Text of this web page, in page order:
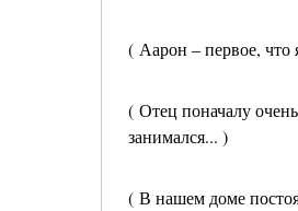
( Аарон – первое,
( Отец поначалу
занимался... )
( В нашем доме